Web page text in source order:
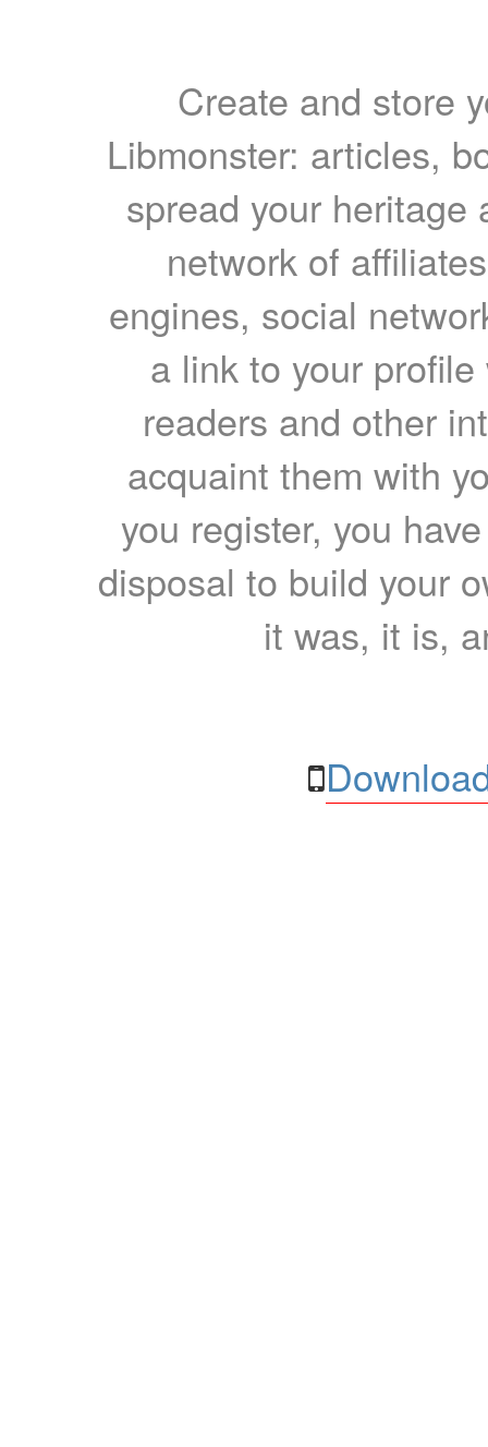
Create and store
Libmonster: articles,
spread your heritage
network of
engines, social
a link to your
readers and other
acquaint them with
you register, you
disposal to build your
it was, it is,